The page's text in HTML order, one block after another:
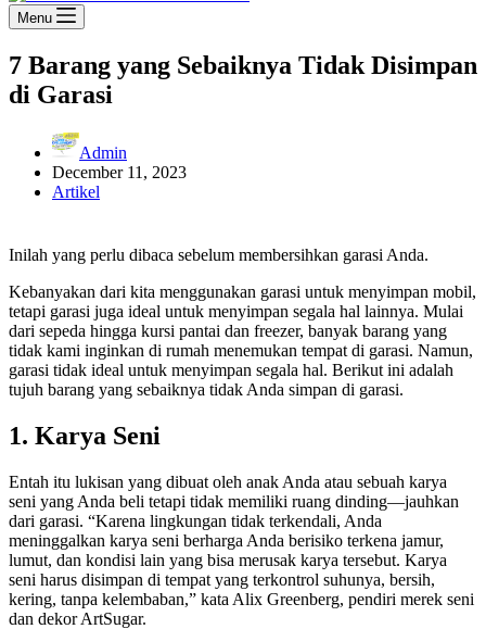
Menu
7 Barang yang Sebaiknya Tidak Disimpan
di Garasi
Admin
December 11, 2023
Artikel
Inilah yang perlu dibaca sebelum membersihkan garasi Anda.
Kebanyakan dari kita menggunakan garasi untuk menyimpan mobil,
tetapi garasi juga ideal untuk menyimpan segala hal lainnya. Mulai
dari sepeda hingga kursi pantai dan freezer, banyak barang yang
tidak kami inginkan di rumah menemukan tempat di garasi. Namun,
garasi tidak ideal untuk menyimpan segala hal. Berikut ini adalah
tujuh barang yang sebaiknya tidak Anda simpan di garasi.
1. Karya Seni
Entah itu lukisan yang dibuat oleh anak Anda atau sebuah karya
seni yang Anda beli tetapi tidak memiliki ruang dinding—jauhkan
dari garasi. “Karena lingkungan tidak terkendali, Anda
meninggalkan karya seni berharga Anda berisiko terkena jamur,
lumut, dan kondisi lain yang bisa merusak karya tersebut. Karya
seni harus disimpan di tempat yang terkontrol suhunya, bersih,
kering, tanpa kelembaban,” kata Alix Greenberg, pendiri merek seni
dan dekor ArtSugar.